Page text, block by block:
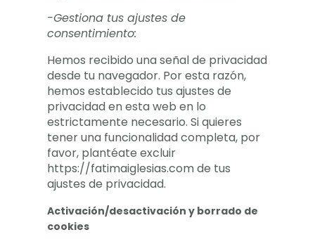
-Gestiona tus ajustes de
consentimiento:
Hemos recibido una señal de privacidad
desde tu navegador. Por esta razón,
hemos establecido tus ajustes de
privacidad en esta web en lo
estrictamente necesario. Si quieres
tener una funcionalidad completa, por
favor, plantéate excluir
https://fatimaiglesias.com de tus
ajustes de privacidad.
Activación/desactivación y borrado de
cookies